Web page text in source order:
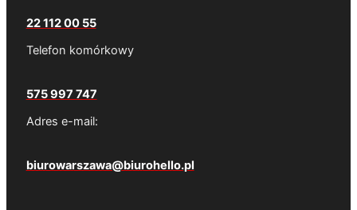
22 112 00 55
Telefon komórkowy
575 997 747
Adres e-mail:
biurowarszawa@biurohello.pl